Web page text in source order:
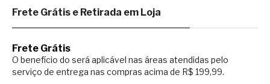
Frete Grátis e Retirada em Loja
Frete Grátis
O benefício do será aplicável nas áreas atendidas pelo
serviço de entrega nas compras acima de R$ 199,99.